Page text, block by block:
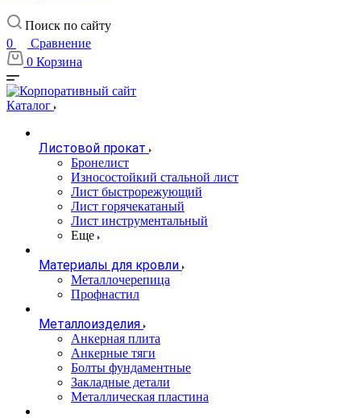
Поиск по сайту
0
Сравнение
0 Корзина
Каталог
Листовой прокат
Бронелист
Износостойкий стальной лист
Лист быстрорежующий
Лист горячекатаный
Лист инструментальный
Еще
Материалы для кровли
Металлочерепица
Профнастил
Металлоизделия
Анкерная плита
Анкерные тяги
Болты фундаментные
Закладные детали
Металлическая пластина